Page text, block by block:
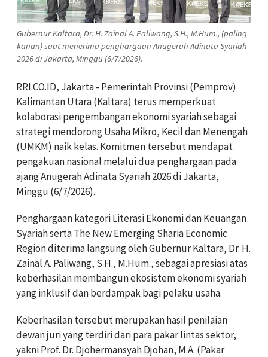
Gubernur Kaltara, Dr. H. Zainal A. Paliwang, S.H., M.Hum., (paling
kanan) saat menerima penghargaan Anugerah Adinata Syariah
2026 di Jakarta, Minggu (6/7/2026).
RRI.CO.ID, Jakarta - Pemerintah Provinsi (Pemprov)
Kalimantan Utara (Kaltara) terus memperkuat
kolaborasi pengembangan ekonomi syariah sebagai
strategi mendorong Usaha Mikro, Kecil dan Menengah
(UMKM) naik kelas. Komitmen tersebut mendapat
pengakuan nasional melalui dua penghargaan pada
ajang Anugerah Adinata Syariah 2026 di Jakarta,
Minggu (6/7/2026).
Penghargaan kategori Literasi Ekonomi dan Keuangan
Syariah serta The New Emerging Sharia Economic
Region diterima langsung oleh Gubernur Kaltara, Dr. H.
Zainal A. Paliwang, S.H., M.Hum., sebagai apresiasi atas
keberhasilan membangun ekosistem ekonomi syariah
yang inklusif dan berdampak bagi pelaku usaha.
Keberhasilan tersebut merupakan hasil penilaian
dewan juri yang terdiri dari para pakar lintas sektor,
yakni Prof. Dr. Djohermansyah Djohan, M.A. (Pakar